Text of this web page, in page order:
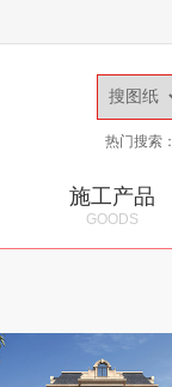
热门搜索：
施工产品
GOODS